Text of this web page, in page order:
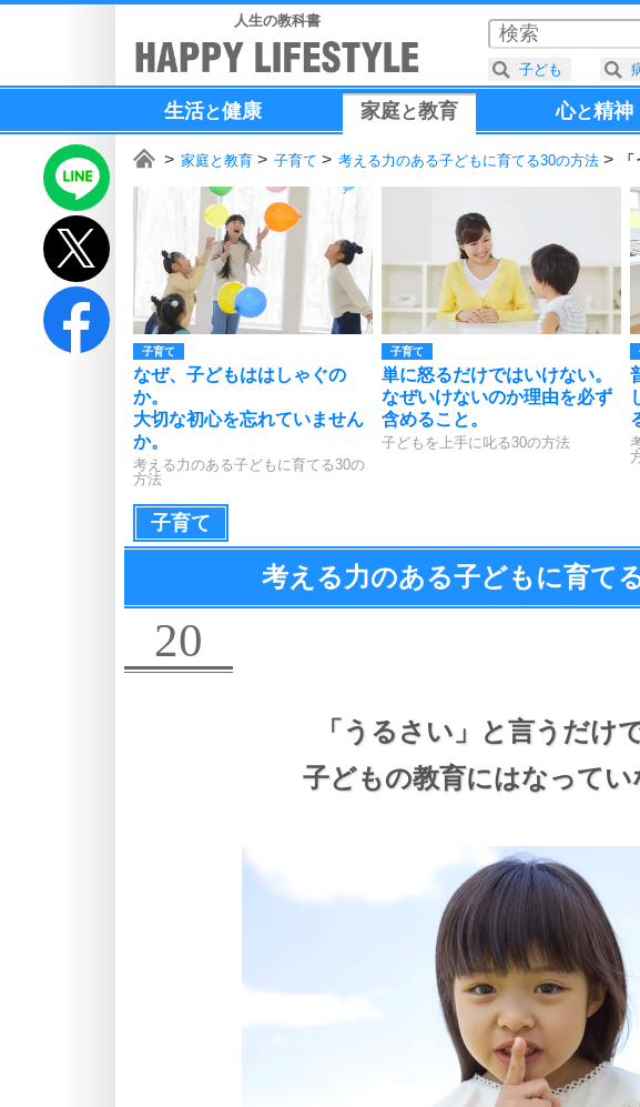
人生の教科書
生活と健康 家庭と教育 心と精神
家庭と教育 子育て 考える力のある子どもに育てる30の方法
子育て
なぜ、子どもははしゃぐの
か。
大切な初心を忘れていません
か。
考える力のある子どもに育てる30の
方法
子育て
単に怒るだけではいけない。
なぜいけないのか理由を必ず
含めること。
子どもを上手に叱る30の方法
子育て
考える力のある子どもに育て
20
「うるさい」と言うだけ
子どもの教育にはなってい
子ども